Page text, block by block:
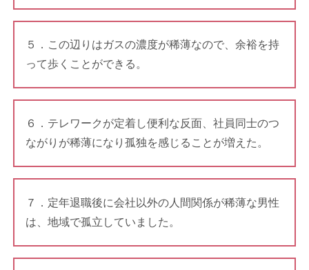
５．この辺りはガスの濃度が稀薄なので、余裕を持
って歩くことができる。
６．テレワークが定着し便利な反面、社員同士のつ
ながりが稀薄になり孤独を感じることが増えた。
７．定年退職後に会社以外の人間関係が稀薄な男性
は、地域で孤立していました。